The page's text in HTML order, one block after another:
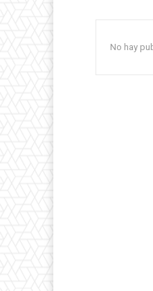
No hay